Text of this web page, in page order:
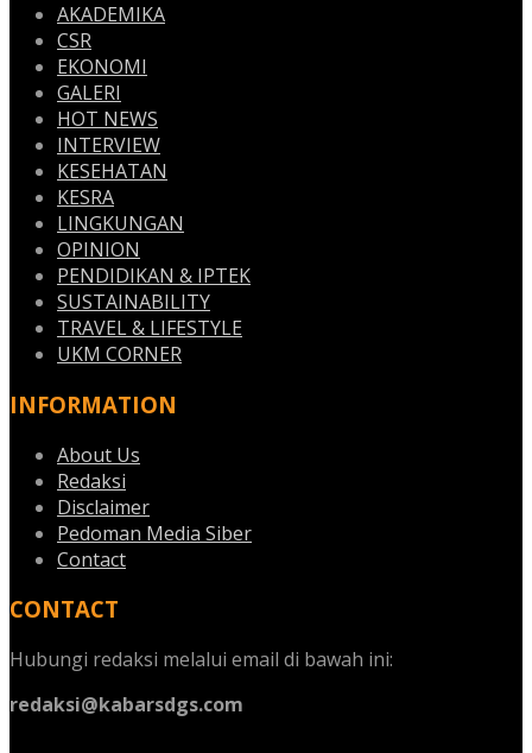
AKADEMIKA
CSR
EKONOMI
GALERI
HOT NEWS
INTERVIEW
KESEHATAN
KESRA
LINGKUNGAN
OPINION
PENDIDIKAN & IPTEK
SUSTAINABILITY
TRAVEL & LIFESTYLE
UKM CORNER
INFORMATION
About Us
Redaksi
Disclaimer
Pedoman Media Siber
Contact
CONTACT
Hubungi redaksi melalui email di bawah ini:
redaksi@kabarsdgs.com